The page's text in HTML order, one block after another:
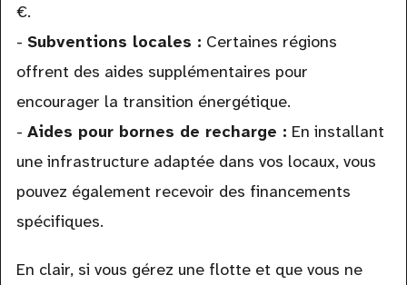
€.
- Subventions locales : Certaines régions
offrent des aides supplémentaires pour
encourager la transition énergétique.
- Aides pour bornes de recharge : En installant
une infrastructure adaptée dans vos locaux, vous
pouvez également recevoir des financements
spécifiques.
En clair, si vous gérez une flotte et que vous ne